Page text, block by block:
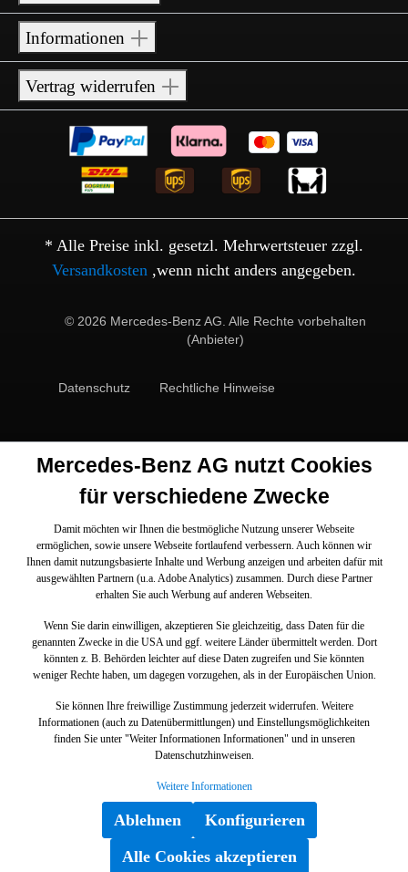
Informationen
Vertrag widerrufen
* Alle Preise inkl. gesetzl. Mehrwertsteuer zzgl.
Versandkosten ,wenn nicht anders angegeben.
© 2026 Mercedes-Benz AG. Alle Rechte vorbehalten
(Anbieter)
Datenschutz Rechtliche Hinweise
Mercedes-Benz AG nutzt Cookies
für verschiedene Zwecke
Damit möchten wir Ihnen die bestmögliche Nutzung unserer Webseite
ermöglichen, sowie unsere Webseite fortlaufend verbessern. Auch können wir
Ihnen damit nutzungsbasierte Inhalte und Werbung anzeigen und arbeiten dafür mit
ausgewählten Partnern (u.a. Adobe Analytics) zusammen. Durch diese Partner
erhalten Sie auch Werbung auf anderen Webseiten.
Wenn Sie darin einwilligen, akzeptieren Sie gleichzeitig, dass Daten für die
genannten Zwecke in die USA und ggf. weitere Länder übermittelt werden. Dort
könnten z. B. Behörden leichter auf diese Daten zugreifen und Sie könnten
weniger Rechte haben, um dagegen vorzugehen, als in der Europäischen Union.
Sie können Ihre freiwillige Zustimmung jederzeit widerrufen. Weitere
Informationen (auch zu Datenübermittlungen) und Einstellungsmöglichkeiten
finden Sie unter "Weiter Informationen Informationen" und in unseren
Datenschutzhinweisen.
Weitere Informationen
Ablehnen
Konfigurieren
Alle Cookies akzeptieren